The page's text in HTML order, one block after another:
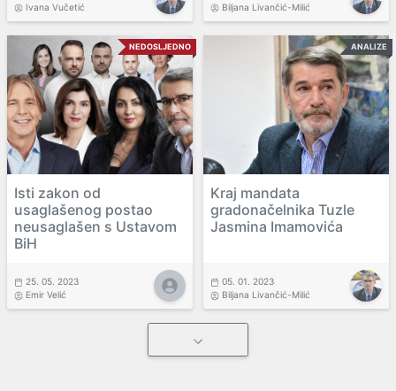
Ivana Vučetić
Biljana Livančić-Milić
NEDOSLJEDNO
Isti zakon od
usaglašenog postao
neusaglašen s Ustavom
BiH
25. 05. 2023
Emir Velić
ANALIZE
Kraj mandata
gradonačelnika Tuzle
Jasmina Imamovića
05. 01. 2023
Biljana Livančić-Milić